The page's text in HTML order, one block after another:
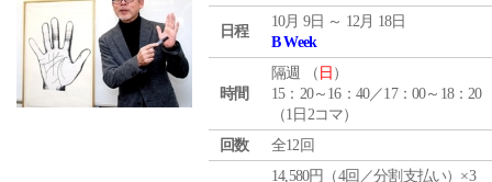
日程
10月 9日 ～ 12月 18日
B Week
時間
隔週 （ 日 ）
15：20～16：40／17：00～18：20
（1日2コマ）
回数
全12回
14,580円（4回／分割支払い）×3